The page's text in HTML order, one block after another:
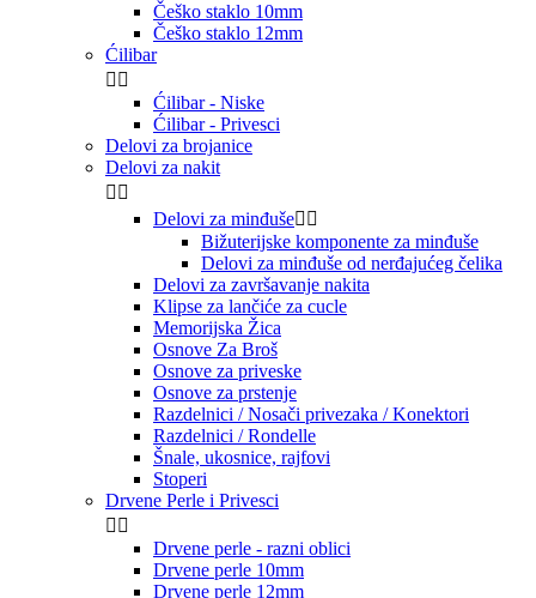
Češko staklo 10mm
Češko staklo 12mm
Ćilibar
 
Ćilibar - Niske
Ćilibar - Privesci
Delovi za brojanice
Delovi za nakit
 
Delovi za minđuše 
Bižuterijske komponente za minđuše
Delovi za minđuše od nerđajućeg čelika
Delovi za završavanje nakita
Klipse za lančiće za cucle
Memorijska Žica
Osnove Za Broš
Osnove za priveske
Osnove za prstenje
Razdelnici / Nosači privezaka / Konektori
Razdelnici / Rondelle
Šnale, ukosnice, rajfovi
Stoperi
Drvene Perle i Privesci
 
Drvene perle - razni oblici
Drvene perle 10mm
Drvene perle 12mm